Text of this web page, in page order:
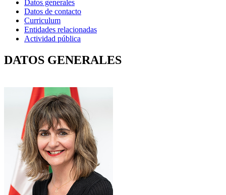
Datos generales
Datos de contacto
Curriculum
Entidades relacionadas
Actividad pública
DATOS GENERALES